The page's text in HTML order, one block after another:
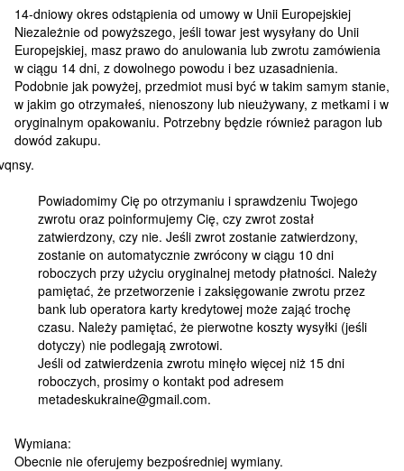
14-dniowy okres odstąpienia od umowy w Unii Europejskiej
Niezależnie od powyższego, jeśli towar jest wysyłany do Unii
Europejskiej, masz prawo do anulowania lub zwrotu zamówienia
w ciągu 14 dni, z dowolnego powodu i bez uzasadnienia.
Podobnie jak powyżej, przedmiot musi być w takim samym stanie,
w jakim go otrzymałeś, nienoszony lub nieużywany, z metkami i w
oryginalnym opakowaniu. Potrzebny będzie również paragon lub
dowód zakupu.
Powiadomimy Cię po otrzymaniu i sprawdzeniu Twojego
zwrotu oraz poinformujemy Cię, czy zwrot został
zatwierdzony, czy nie. Jeśli zwrot zostanie zatwierdzony,
zostanie on automatycznie zwrócony w ciągu 10 dni
roboczych przy użyciu oryginalnej metody płatności. Należy
pamiętać, że przetworzenie i zaksięgowanie zwrotu przez
bank lub operatora karty kredytowej może zająć trochę
czasu. Należy pamiętać, że pierwotne koszty wysyłki (jeśli
dotyczy) nie podlegają zwrotowi.
Jeśli od zatwierdzenia zwrotu minęło więcej niż 15 dni
roboczych, prosimy o kontakt pod adresem
metadeskukraine@gmail.com.
Wymiana:
Obecnie nie oferujemy bezpośredniej wymiany.